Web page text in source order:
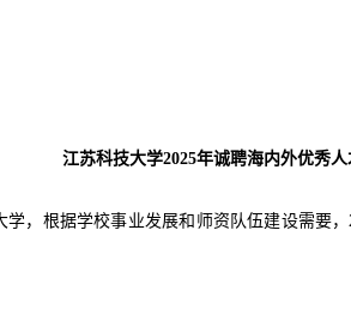
江苏科技大学2025年诚聘海内外优秀人
，根据学校事业发展和师资队伍建设需要